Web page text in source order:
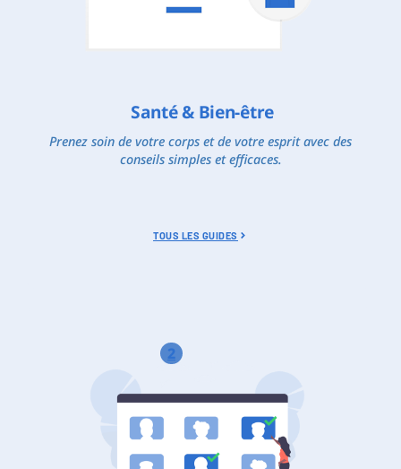
Santé & Bien-être
Prenez soin de votre corps et de votre esprit avec des
conseils simples et efficaces.
TOUS LES GUIDES
2